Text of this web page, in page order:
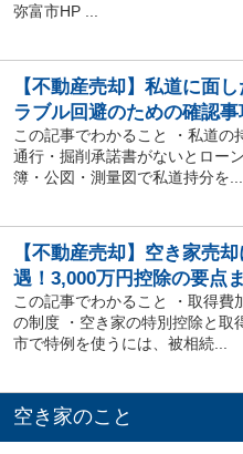
弥富市HP ...
【不動産売却】私道に面
ラブル回避のための確認事
この記事でわかること ・私道の
通行・掘削承諾書がないとロー
簿・公図・測量図で私道持分を...
【不動産売却】空き家売
遇！3,000万円控除の要点
この記事でわかること ・取得費
の制度 ・空き家の特別控除と取
市で特例を使うには、被相続...
空き家のこと